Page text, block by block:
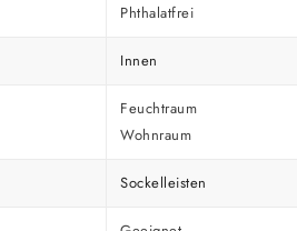
Phthalatfrei
Innen
Feuchtraum
Wohnraum
Sockelleisten